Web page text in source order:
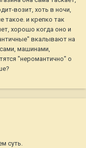
возит, хоть в ночи,
такое. и крепко так
хорошо когда оно и
вкалывают на
машинами,
"неромантично" о
суть.